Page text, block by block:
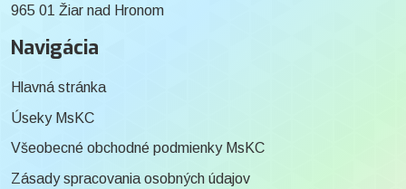
965 01 Žiar nad Hronom
Navigácia
Hlavná stránka
Úseky MsKC
Všeobecné obchodné podmienky MsKC
Zásady spracovania osobných údajov